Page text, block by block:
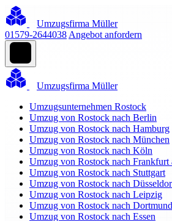
Umzugsfirma Müller
01579-2644038 Angebot anfordern
Umzugsfirma Müller
Umzugsunternehmen Rostock
Umzug von Rostock nach Berlin
Umzug von Rostock nach Hamburg
Umzug von Rostock nach München
Umzug von Rostock nach Köln
Umzug von Rostock nach Frankfurt
Umzug von Rostock nach Stuttgart
Umzug von Rostock nach
Umzug von Rostock nach Leipzig
Umzug von Rostock nach Dortmund
Umzug von Rostock nach Essen